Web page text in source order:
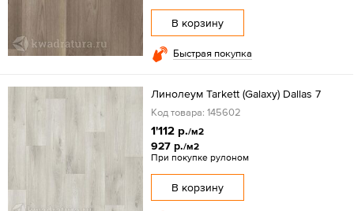
В корзину
Быстрая покупка
Линолеум Tarkett (Galaxy) Dallas 7
Код товара: 145602
1'112 р./м2
927 р./м2
При покупке рулоном
В корзину